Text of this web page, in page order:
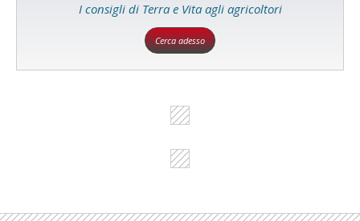
I consigli di Terra e Vita agli agricoltori
Cerca adesso